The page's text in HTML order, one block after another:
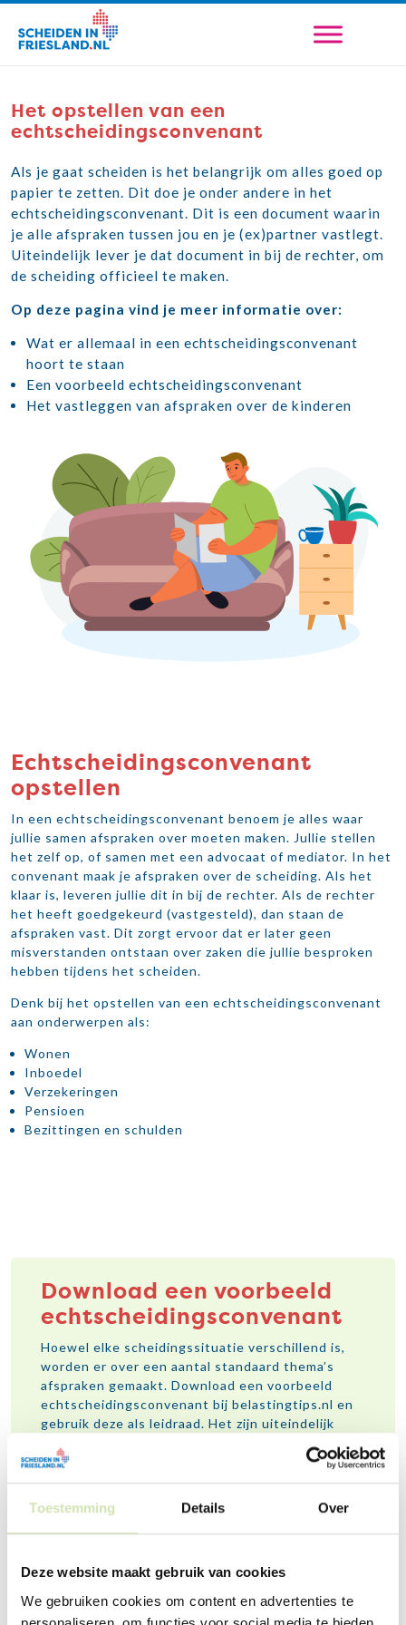
Toestemming Details Over
Deze website maakt gebruik van cookies
We gebruiken cookies om content en advertenties te
Het opstellen van een
echtscheidingsconvenant
Als je gaat scheiden is het belangrijk om alles goed op
papier te zetten. Dit doe je onder andere in het
echtscheidingsconvenant. Dit is een document waarin
je alle afspraken tussen jou en je (ex)partner vastlegt.
Uiteindelijk lever je dat document in bij de rechter, om
de scheiding officieel te maken.
Op deze pagina vind je meer informatie over:
Wat er allemaal in een echtscheidingsconvenant
hoort te staan
Een voorbeeld echtscheidingsconvenant
Het vastleggen van afspraken over de kinderen
Echtscheidingsconvenant
opstellen
In een echtscheidingsconvenant benoem je alles waar
jullie samen afspraken over moeten maken. Jullie stellen
het zelf op, of samen met een advocaat of mediator. In het
convenant maak je afspraken over de scheiding. Als het
klaar is, leveren jullie dit in bij de rechter. Als de rechter
het heeft goedgekeurd (vastgesteld), dan staan de
afspraken vast. Dit zorgt ervoor dat er later geen
misverstanden ontstaan over zaken die jullie besproken
hebben tijdens het scheiden.
Denk bij het opstellen van een echtscheidingsconvenant
aan onderwerpen als:
Wonen
Inboedel
Verzekeringen
Pensioen
Bezittingen en schulden
Download een voorbeeld
echtscheidingsconvenant
Hoewel elke scheidingssituatie verschillend is,
worden er over een aantal standaard thema’s
afspraken gemaakt. Download een voorbeeld
echtscheidingsconvenant bij belastingtips.nl en
gebruik deze als leidraad. Het zijn uiteindelijk
waar nodig.
Voorbeeld echtscheidingsconvenant
downloaden